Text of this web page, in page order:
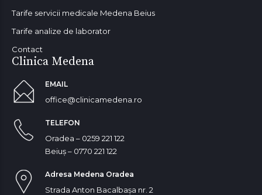
Tarife servicii medicale Medena Beius
Tarife analize de laborator
Contact
Clinica Medena
EMAIL
office@clinicamedena.ro
TELEFON
Oradea – 0259 221 122
Beiuș – 0770 221 122
Adresa Medena Oradea
Strada Anton Bacalbașa nr. 2